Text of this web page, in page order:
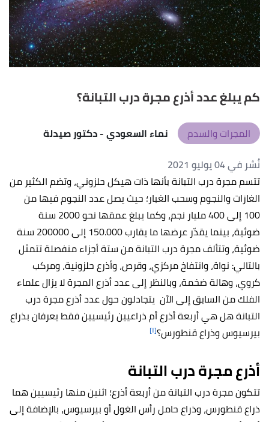
كم يبلغ عدد أذرع مجرة درب التبانة؟
المجرات والسدم نماء السعودي- دكتور صيدلة
نُشر في 04 يوليو 2021
تتسم مجرة درب التبانة بأنها ذات هيكل حلزوني، وتضم الكثير من
الغازات والنجوم وسحب الغبار؛ حيث يصل عدد النجوم فيها من
100 إلى 400 مليار نجم، وكما يبلغ عمقها نحو 2000 سنة
ضوئية، بينما يقدّر عرضها ما يقارب 150.000 إلى 200000 سنة
ضوئية، وتتألف مجرة درب التبانة من ستة أجزاء منفصلة تتمثل
بالتالي: نواة، وانتفاخ مركزي، وقرص، وأذرع حلزونية، ومركب
كروي، وهالة ضخمة، وبالنظر إلى عدد أذرع المجرة لا يزال علماء
الفلك من السابق إلى الآن يتجادلون حول عدد أذرع مجرة درب
التبانة هل هي أربعة أذرع أم ذراعيين رئيسيين فقط يعرفان بذراع
بيرسيوس وذراع قنطورس؟[١]
أذرع مجرة درب التبانة
تتكون مجرة درب التبانة من أربعة أذرع؛ اثنين منها رئيسيين هما
ذراع قنطورس، وذراع حامل رأس الغول أو بيرسيوس، بالإضافة إلى